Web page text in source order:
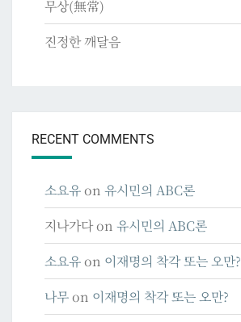
무상(無常)
진정한 깨달음
RECENT COMMENTS
소요유on 유시민의 ABC론
지나가다on 유시민의 ABC론
소요유on 이재명의 착각 또는 오만?
나무on 이재명의 착각 또는 오만?